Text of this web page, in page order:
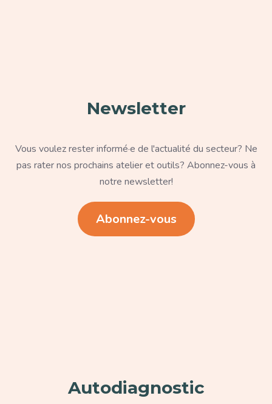
Newsletter
Vous voulez rester informé·e de l'actualité du secteur? Ne
pas rater nos prochains atelier et outils? Abonnez-vous à
notre newsletter!
Abonnez-vous
Autodiagnostic